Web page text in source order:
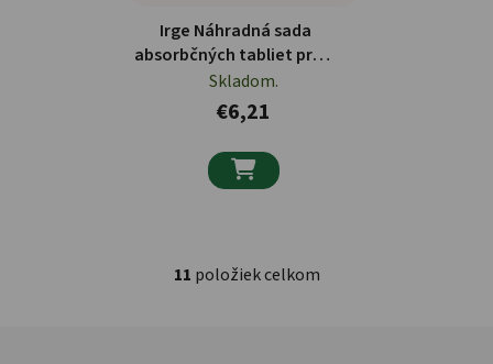
Irge Náhradná sada
absorbčných tabliet proti
vhkosti s vôňou levandule
2x450g
Skladom.
€6,21

Ovládacie prvky výpisu
11 položiek celkom